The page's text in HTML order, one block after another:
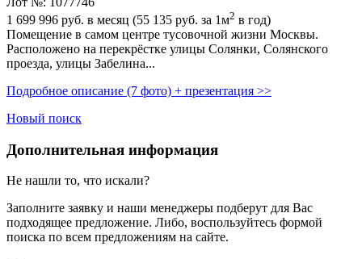
1 699 996 руб. в месяц (55 135 руб. за 1м2 в год)
Помещение в самом центре тусовочной жизни Москвы.
Расположено на перекрёстке улицы Солянки,­ Солянского
проезда,­ улицы Забелина...
Подробное описание (7 фото) + презентация >>
Новый поиск
Дополнительная информация
Не нашли то, что искали?
Заполните заявку и наши менеджеры подберут для Вас
подходящее предложение. Либо, воспользуйтесь формой
поиска по всем предложениям на сайте.